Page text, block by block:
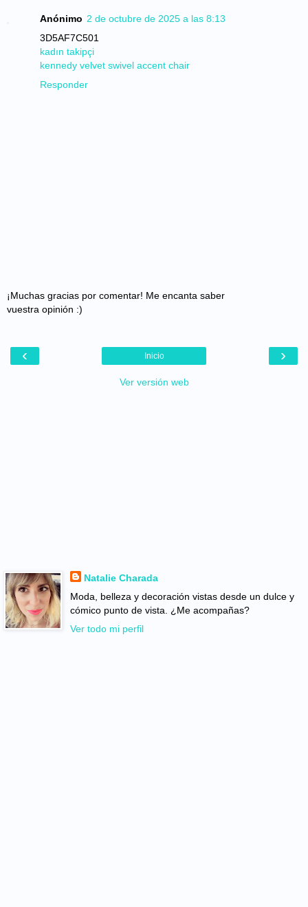
Anónimo 2 de octubre de 2025 a las 8:13
3D5AF7C501
kadın takipçi
kennedy velvet swivel accent chair
Responder
¡Muchas gracias por comentar! Me encanta saber
vuestra opinión :)
‹ ›
Inicio
Ver versión web
Natalie Charada
Moda, belleza y decoración vistas desde un dulce y
cómico punto de vista. ¿Me acompañas?
Ver todo mi perfil